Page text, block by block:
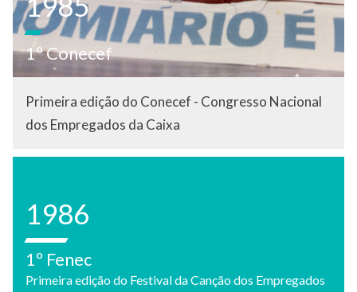
1º Conecef
Primeira edição do Conecef - Congresso Nacional
dos Empregados da Caixa
1986
1º Fenec
Primeira edição do Festival da Canção dos Empregados